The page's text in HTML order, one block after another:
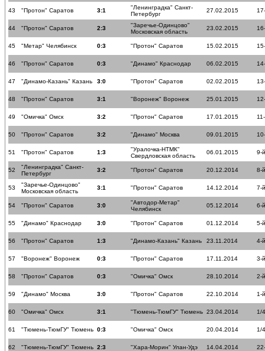
43 "Протон" Саратов 3:1
"Ленинградка" Санкт-
Петербург
27.02.2015
44 "Протон" Саратов 2:3
"Заречье-Одинцово"
Московская область
23.02.2015
45 "Метар" Челябинск 0:3 "Протон" Саратов 15.02.2015
46 "Протон" Саратов 0:3 "Динамо" Краснодар 06.02.2015
47 "Динамо-Казань" Казань 3:0 "Протон" Саратов 02.02.2015
48 "Протон" Саратов 3:1 "Воронеж" Воронеж 25.01.2015
49 "Омичка" Омск 3:2 "Протон" Саратов 17.01.2015
50 "Протон" Саратов 3:2 "Динамо" Москва 09.01.2015
51 "Протон" Саратов 1:3
"Уралочка-НТМК"
Свердловская область
06.01.2015 9-
52
"Ленинградка" Санкт-
Петербург
3:2 "Протон" Саратов 20.12.2014 8-
53
"Заречье-Одинцово"
Московская область
3:1 "Протон" Саратов 14.12.2014 7-
54 "Протон" Саратов 3:0
"Автодор-Метар"
Челябинск
05.12.2014 6-
55 "Динамо" Краснодар 3:0 "Протон" Саратов 01.12.2014 5-
56 "Протон" Саратов 1:3 "Динамо-Казань" Казань 23.11.2014 4-
57 "Воронеж" Воронеж 0:3 "Протон" Саратов 17.11.2014 3-
58 "Протон" Саратов 0:3 "Омичка" Омск 28.10.2014 2-
59 "Динамо" Москва 3:0 "Протон" Саратов 22.10.2014 1-
60 "Омичка" Омск 3:1 "Тюмень-ТюмГУ" Тюмень 23.04.2014 1/
61 "Тюмень-ТюмГУ" Тюмень 0:3 "Омичка" Омск 20.04.2014 1/
62 "Тюмень-ТюмГУ" Тюмень 2:3 "Хара-Морин" Улан-Удэ 14.04.2014